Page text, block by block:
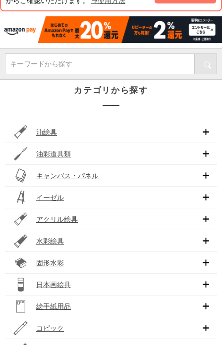
キーワードから探す
カテゴリから探す
油絵具
油彩道具類
キャンバス・パネル
イーゼル
アクリル絵具
水彩絵具
固形水彩
日本画絵具
絵手紙用品
コピック